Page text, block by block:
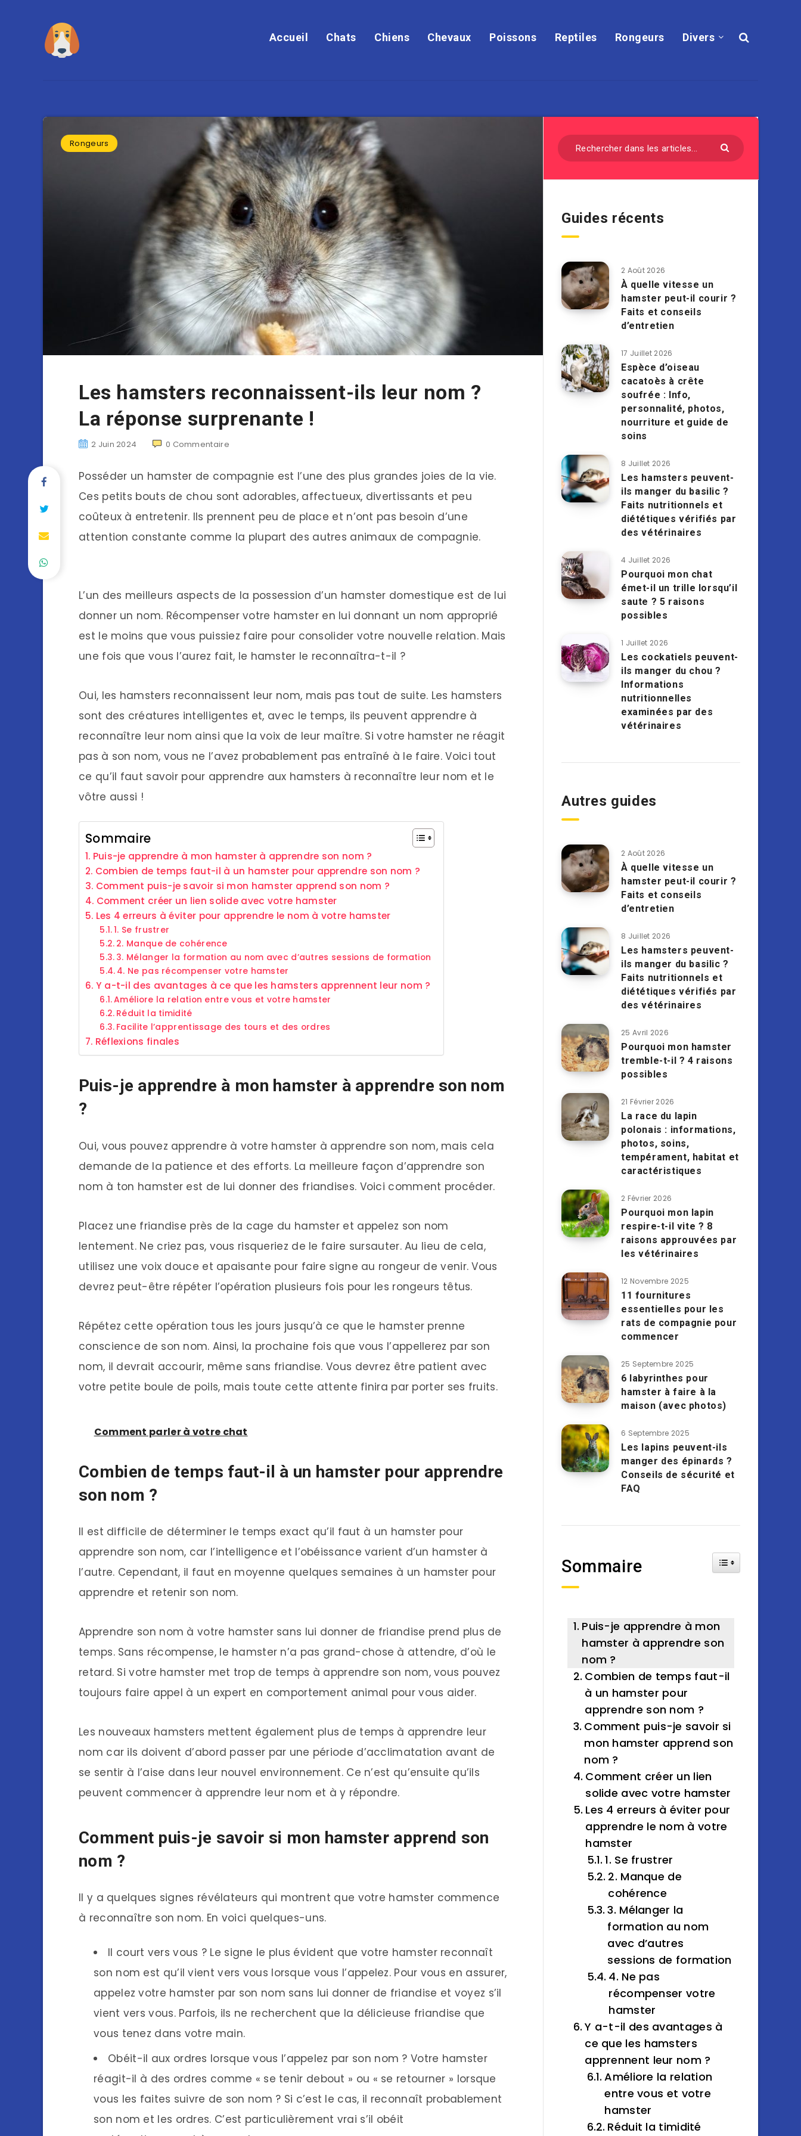
Accueil Chats Chiens Chevaux Poissons Reptiles Rongeurs Divers
Rongeurs
Les hamsters reconnaissent-ils leur nom ?
La réponse surprenante !
2 Juin 2024 0 Commentaire
Posséder un hamster de compagnie est l’une des plus grandes joies de la vie.
Ces petits bouts de chou sont adorables, affectueux, divertissants et peu
coûteux à entretenir. Ils prennent peu de place et n’ont pas besoin d’une
attention constante comme la plupart des autres animaux de compagnie.
L’un des meilleurs aspects de la possession d’un hamster domestique est de lui
donner un nom. Récompenser votre hamster en lui donnant un nom approprié
est le moins que vous puissiez faire pour consolider votre nouvelle relation. Mais
une fois que vous l’aurez fait, le hamster le reconnaîtra-t-il ?
Oui, les hamsters reconnaissent leur nom, mais pas tout de suite. Les hamsters
sont des créatures intelligentes et, avec le temps, ils peuvent apprendre à
reconnaître leur nom ainsi que la voix de leur maître. Si votre hamster ne réagit
pas à son nom, vous ne l’avez probablement pas entraîné à le faire. Voici tout
ce qu’il faut savoir pour apprendre aux hamsters à reconnaître leur nom et le
vôtre aussi !
Sommaire
Puis-je apprendre à mon hamster à apprendre son nom ?
Combien de temps faut-il à un hamster pour apprendre son nom ?
Comment puis-je savoir si mon hamster apprend son nom ?
Comment créer un lien solide avec votre hamster
Les 4 erreurs à éviter pour apprendre le nom à votre hamster
1. Se frustrer
2. Manque de cohérence
3. Mélanger la formation au nom avec d’autres sessions de formation
4. Ne pas récompenser votre hamster
Y a-t-il des avantages à ce que les hamsters apprennent leur nom ?
Améliore la relation entre vous et votre hamster
Réduit la timidité
Facilite l’apprentissage des tours et des ordres
Réflexions finales
Puis-je apprendre à mon hamster à apprendre son nom
?
Oui, vous pouvez apprendre à votre hamster à apprendre son nom, mais cela
demande de la patience et des efforts. La meilleure façon d’apprendre son
nom à ton hamster est de lui donner des friandises. Voici comment procéder.
Placez une friandise près de la cage du hamster et appelez son nom
lentement. Ne criez pas, vous risqueriez de le faire sursauter. Au lieu de cela,
utilisez une voix douce et apaisante pour faire signe au rongeur de venir. Vous
devrez peut-être répéter l’opération plusieurs fois pour les rongeurs têtus.
Répétez cette opération tous les jours jusqu’à ce que le hamster prenne
conscience de son nom. Ainsi, la prochaine fois que vous l’appellerez par son
nom, il devrait accourir, même sans friandise. Vous devrez être patient avec
votre petite boule de poils, mais toute cette attente finira par porter ses fruits.
Comment parler à votre chat
Combien de temps faut-il à un hamster pour apprendre
son nom ?
Il est difficile de déterminer le temps exact qu’il faut à un hamster pour
apprendre son nom, car l’intelligence et l’obéissance varient d’un hamster à
l’autre. Cependant, il faut en moyenne quelques semaines à un hamster pour
apprendre et retenir son nom.
Apprendre son nom à votre hamster sans lui donner de friandise prend plus de
temps. Sans récompense, le hamster n’a pas grand-chose à attendre, d’où le
retard. Si votre hamster met trop de temps à apprendre son nom, vous pouvez
toujours faire appel à un expert en comportement animal pour vous aider.
Les nouveaux hamsters mettent également plus de temps à apprendre leur
nom car ils doivent d’abord passer par une période d’acclimatation avant de
se sentir à l’aise dans leur nouvel environnement. Ce n’est qu’ensuite qu’ils
peuvent commencer à apprendre leur nom et à y répondre.
Comment puis-je savoir si mon hamster apprend son
nom ?
Il y a quelques signes révélateurs qui montrent que votre hamster commence
à reconnaître son nom. En voici quelques-uns.
Il court vers vous ? Le signe le plus évident que votre hamster reconnaît
son nom est qu’il vient vers vous lorsque vous l’appelez. Pour vous en assurer,
appelez votre hamster par son nom sans lui donner de friandise et voyez s’il
vient vers vous. Parfois, ils ne recherchent que la délicieuse friandise que
vous tenez dans votre main.
Obéit-il aux ordres lorsque vous l’appelez par son nom ? Votre hamster
réagit-il à des ordres comme « se tenir debout » ou « se retourner » lorsque
vous les faites suivre de son nom ? Si c’est le cas, il reconnaît probablement
son nom et les ordres. C’est particulièrement vrai s’il obéit
Guides récents
2 Août 2026
À quelle vitesse un
hamster peut-il courir ?
Faits et conseils
d’entretien
17 Juillet 2026
Espèce d’oiseau
cacatoès à crête
soufrée : Info,
personnalité, photos,
nourriture et guide de
soins
8 Juillet 2026
Les hamsters peuvent-
ils manger du basilic ?
Faits nutritionnels et
diététiques vérifiés par
des vétérinaires
4 Juillet 2026
Pourquoi mon chat
émet-il un trille lorsqu’il
saute ? 5 raisons
possibles
1 Juillet 2026
Les cockatiels peuvent-
ils manger du chou ?
Informations
nutritionnelles
examinées par des
vétérinaires
Autres guides
2 Août 2026
À quelle vitesse un
hamster peut-il courir ?
Faits et conseils
d’entretien
8 Juillet 2026
Les hamsters peuvent-
ils manger du basilic ?
Faits nutritionnels et
diététiques vérifiés par
des vétérinaires
25 Avril 2026
Pourquoi mon hamster
tremble-t-il ? 4 raisons
possibles
21 Février 2026
La race du lapin
polonais : informations,
photos, soins,
tempérament, habitat et
caractéristiques
2 Février 2026
Pourquoi mon lapin
respire-t-il vite ? 8
raisons approuvées par
les vétérinaires
12 Novembre 2025
11 fournitures
essentielles pour les
rats de compagnie pour
commencer
25 Septembre 2025
6 labyrinthes pour
hamster à faire à la
maison (avec photos)
6 Septembre 2025
Les lapins peuvent-ils
manger des épinards ?
Conseils de sécurité et
FAQ
Sommaire Toggle Table of
Puis-je apprendre à mon
hamster à apprendre son
nom ?
Combien de temps faut-il
à un hamster pour
apprendre son nom ?
Comment puis-je savoir si
mon hamster apprend son
nom ?
Comment créer un lien
solide avec votre hamster
Les 4 erreurs à éviter pour
apprendre le nom à votre
hamster
1. Se frustrer
2. Manque de
cohérence
3. Mélanger la
formation au nom
avec d’autres
sessions de formation
4. Ne pas
récompenser votre
hamster
Y a-t-il des avantages à
ce que les hamsters
apprennent leur nom ?
Améliore la relation
entre vous et votre
hamster
Réduit la timidité